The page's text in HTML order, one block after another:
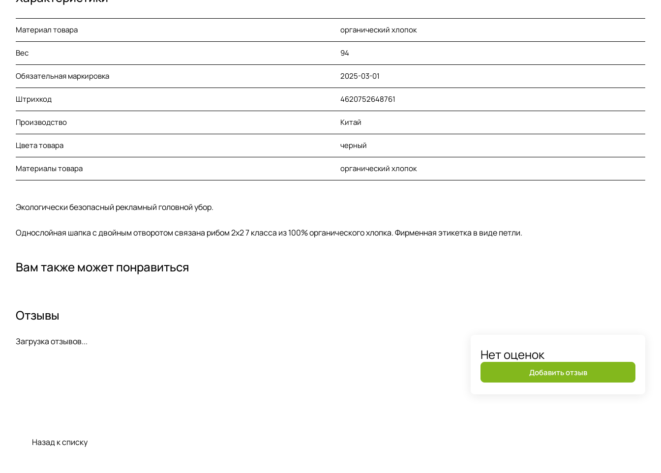
Материал товара органический хлопок
Вес 94
Обязательная маркировка 2025-03-01
Штрихкод 4620752648761
Производство Китай
Цвета товара черный
Материалы товара органический хлопок
Экологически безопасный рекламный головной убор.
Однослойная шапка с двойным отворотом связана рибом 2х2 7 класса из 100% органического хлопка. Фирменная этикетка в виде петли.
Вам также может понравиться
Отзывы
Загрузка отзывов...
Нет оценок
Добавить отзыв
Назад к списку